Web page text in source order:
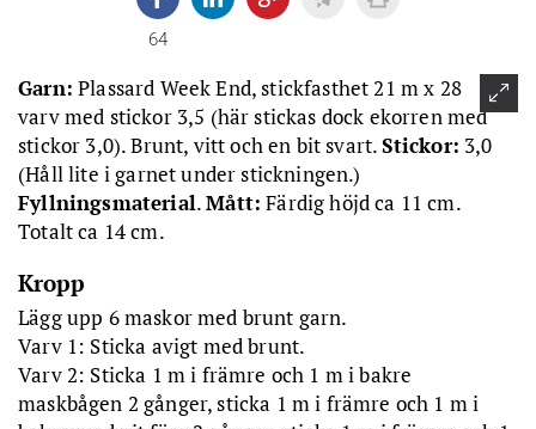
64
Garn: Plassard Week End, stickfasthet 21 m x 28
varv med stickor 3,5 (här stickas dock ekorren med
stickor 3,0). Brunt, vitt och en bit svart.Stickor: 3,0
(Håll lite i garnet under stickningen.)
Fyllningsmaterial.Mått: Färdig höjd ca 11 cm.
Totalt ca 14 cm.
Kropp
Lägg upp 6 maskor med brunt garn.
Varv 1: Sticka avigt med brunt.
Varv 2: Sticka 1 m i främre och 1 m i bakre
maskbågen 2 gånger, sticka 1 m i främre och 1 m i